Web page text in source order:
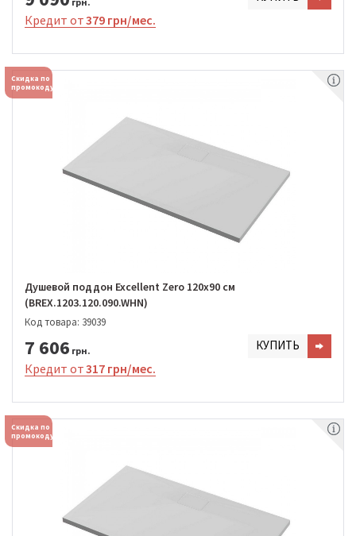
Кредит от379 грн/мес.
Скидка по
промокоду
Душевой поддон Excellent Zero 120х90 см
(BREX.1203.120.090.WHN)
Код товара: 39039
7 606 грн. КУПИТЬ
Кредит от317 грн/мес.
Скидка по
промокоду